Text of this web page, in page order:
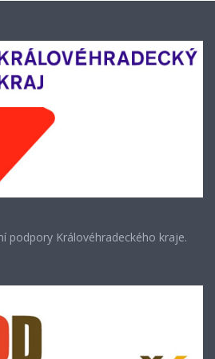
podpory Královéhradeckého kraje.